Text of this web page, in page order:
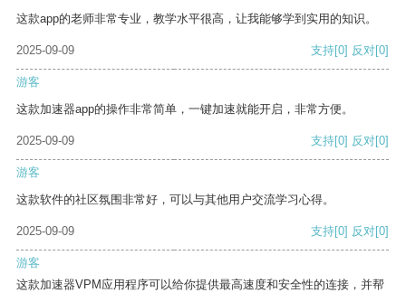
这款app的老师非常专业，教学水平很高，让我能够学到实用的知识。
2025-09-09 支持[0] 反对[0]
游客
这款加速器app的操作非常简单，一键加速就能开启，非常方便。
2025-09-09 支持[0] 反对[0]
游客
这款软件的社区氛围非常好，可以与其他用户交流学习心得。
2025-09-09 支持[0] 反对[0]
游客
这款加速器VPM应用程序可以给你提供最高速度和安全性的连接，并帮